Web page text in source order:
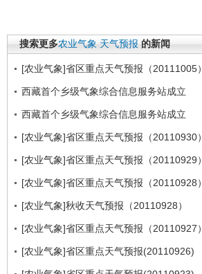
搜索更多农业气象 天气预报 的新闻
[农业气象]省区重点天气预报（20111005）
西藏首个乡级气象综合信息服务站成立
西藏首个乡级气象综合信息服务站成立
[农业气象]省区重点天气预报（20110930）
[农业气象]省区重点天气预报（20110929）
[农业气象]省区重点天气预报（20110928）
[农业气象]秋收天气预报（20110928）
[农业气象]省区重点天气预报（20110927）
[农业气象]省区重点天气预报(20110926)